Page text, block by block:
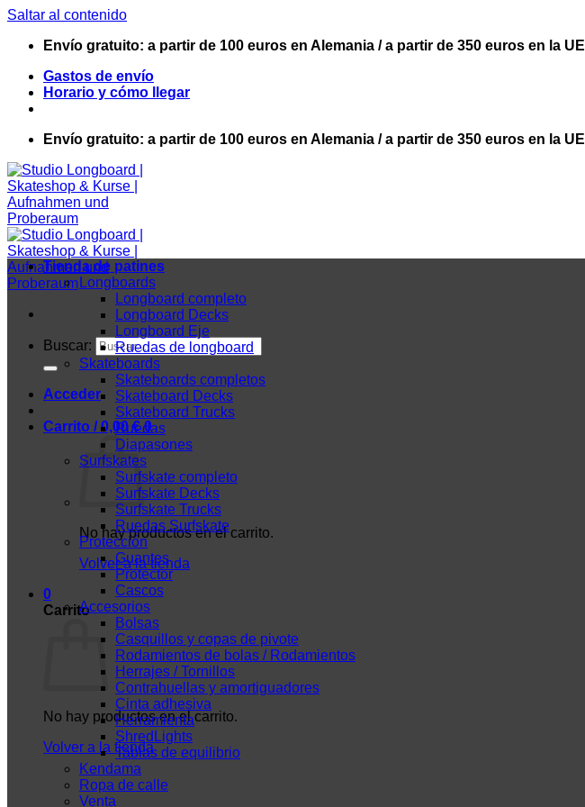
Saltar al contenido
Envío gratuito: a partir de 100 euros en Alemania / a partir de 350 euros en la UE
Gastos de envío
Horario y cómo llegar
Envío gratuito: a partir de 100 euros en Alemania / a partir de 350 euros en la UE
Buscar:
Acceder
Carrito /0,00€ 0
No hay productos en el carrito.
Volver a la tienda
0
Carrito
No hay productos en el carrito.
Volver a la tienda
Tienda de patines
Longboards
Longboard completo
Longboard Decks
Longboard Eje
Ruedas de longboard
Skateboards
Skateboards completos
Skateboard Decks
Skateboard Trucks
Ruedas
Diapasones
Surfskates
Surfskate completo
Surfskate Decks
Surfskate Trucks
Ruedas Surfskate
Protección
Guantes
Protector
Cascos
Accesorios
Bolsas
Casquillos y copas de pivote
Rodamientos de bolas / Rodamientos
Herrajes / Tornillos
Contrahuellas y amortiguadores
Cinta adhesiva
Herramienta
ShredLights
Tablas de equilibrio
Kendama
Ropa de calle
Venta